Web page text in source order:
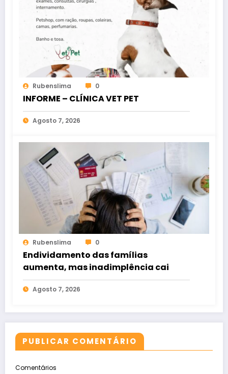
Rubenslima 0
INFORME – CLÍNICA VET PET
Agosto 7, 2026
Rubenslima 0
Endividamento das famílias
aumenta, mas inadimplência cai
Agosto 7, 2026
PUBLICAR COMENTÁRIO
Comentários